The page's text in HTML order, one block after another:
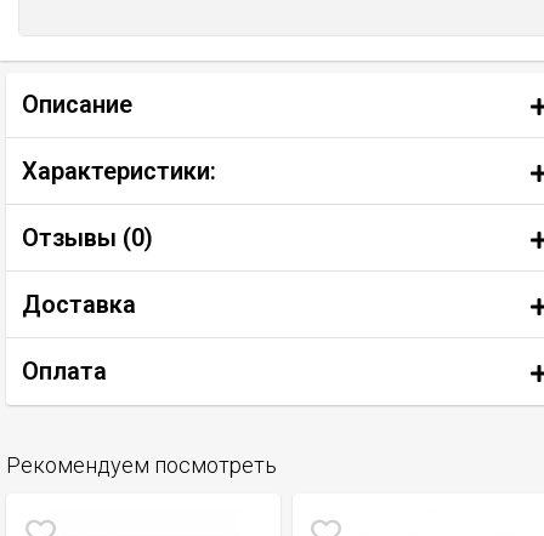
Описание
Характеристики:
Отзывы (0)
Доставка
Оплата
Рекомендуем посмотреть